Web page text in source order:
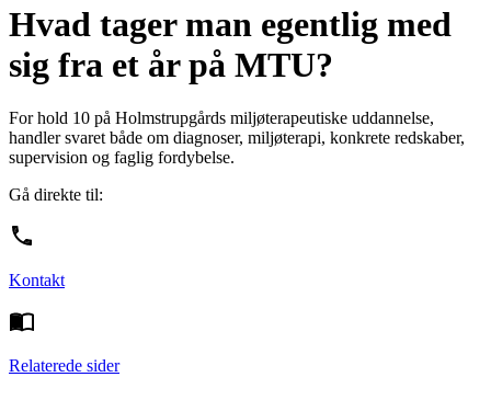
Hvad tager man egentlig med
sig fra et år på MTU?
For hold 10 på Holmstrupgårds miljøterapeutiske uddannelse,
handler svaret både om diagnoser, miljøterapi, konkrete redskaber,
supervision og faglig fordybelse.
Gå direkte til:
Kontakt
Relaterede sider